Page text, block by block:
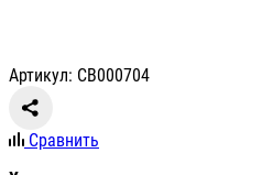
Артикул: CB000704
Сравнить